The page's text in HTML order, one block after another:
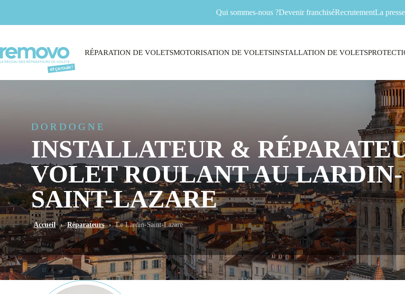
Qui sommes-nous ?Devenir franchiséRecrutementLa
RÉPARATION DE VOLETSMOTORISATION DE VOLETSINSTALLATION DE VOLETS
DORDOGNE
INSTALLATEUR &
VOLET ROULANT AU LARDIN-
SAINT-LAZARE
Accueil › Réparateurs › Le Lardin-Saint-Lazare